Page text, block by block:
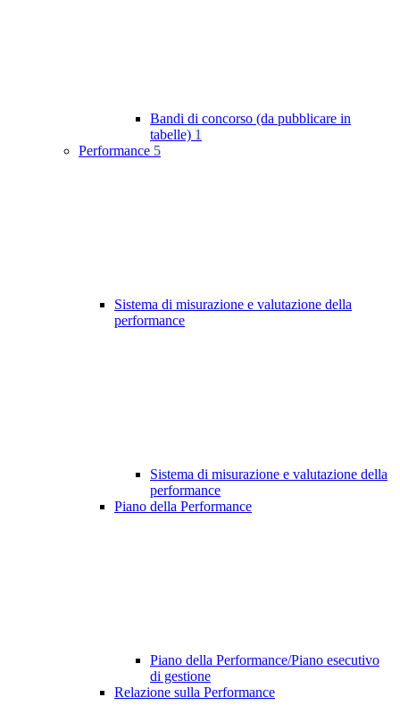
Bandi di concorso (da pubblicare in
tabelle) 1
Performance 5
Sistema di misurazione e valutazione della
performance
Sistema di misurazione e valutazione della
performance
Piano della Performance
Piano della Performance/Piano esecutivo
di gestione
Relazione sulla Performance